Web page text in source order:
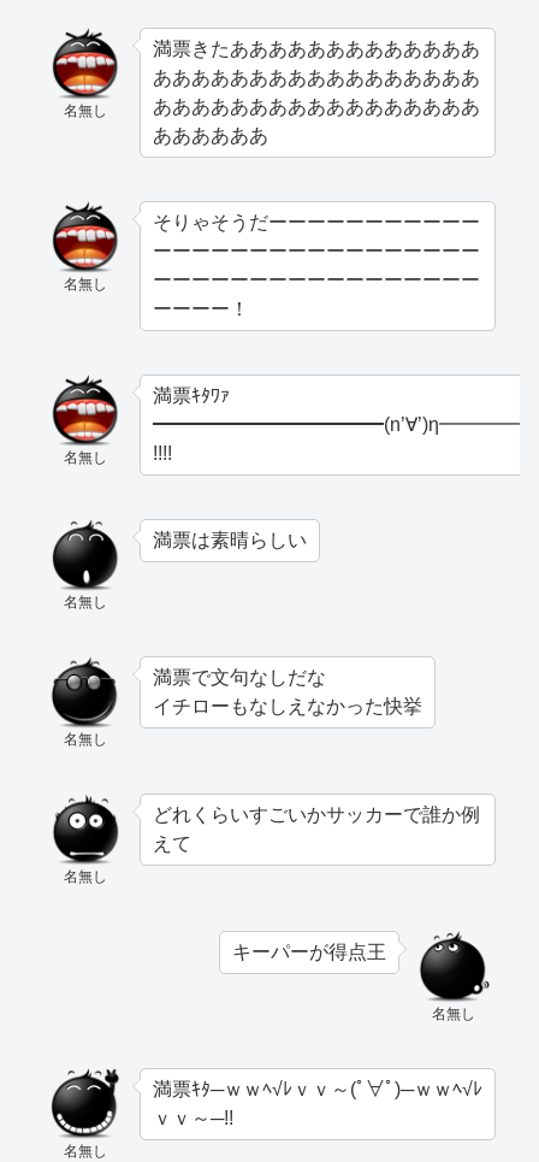
名無し
満票きたあああああああああああああ
あああああああああああああああああ
あああああああああああああああああ
ああああああ
名無し
そりゃそうだーーーーーーーーーーー
ーーーーーーーーーーーーーーーーー
ーーーーーーーーーーーーーーーーー
ーーーー！
名無し
満票ｷﾀﾜｧ
!!!!
名無し
満票は素晴らしい
名無し
満票で文句なしだな
イチローもなしえなかった快挙
名無し
どれくらいすごいかサッカーで誰か例
えて
名無し
キーパーが得点王
名無し
満票ｷﾀ─ｗｗﾍ√ﾚｖｖ～(ﾟ∀ﾟ)─ｗｗﾍ√ﾚ
ｖｖ～─!!